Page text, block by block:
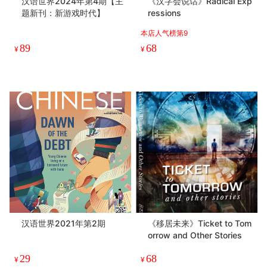
题新刊：新游戏时代】
¥89
ressions
本店人气榜第9
¥68
汉语世界2021年第2期
¥29
《移居未来》Ticket to Tom
orrow and Other Stories
¥68